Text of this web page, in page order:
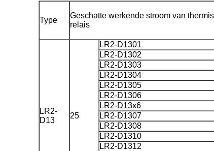
Type
Geschatte werkende stroom van
relais
LR2-
D13
25
LR2-D1301
LR2-D1302
LR2-D1303
LR2-D1304
LR2-D1305
LR2-D1306
LR2-D13x6
LR2-D1307
LR2-D1308
LR2-D1310
LR2-D1312